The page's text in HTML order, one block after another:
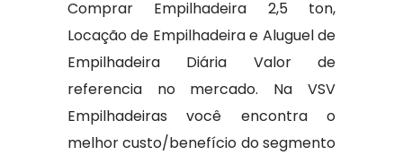
Comprar Empilhadeira 2,5 ton,
Locação de Empilhadeira e Aluguel de
Empilhadeira Diária Valor de
referencia no mercado. Na VSV
Empilhadeiras você encontra o
melhor custo/benefício do segmento